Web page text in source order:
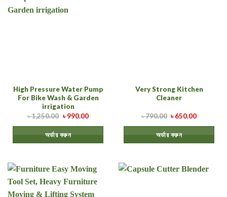
High Pressure Water Pump
For Bike Wash & Garden
irrigation
৳1,250.00 ৳990.00
অর্ডার করুন
Very Strong Kitchen
Cleaner
৳790.00 ৳650.00
অর্ডার করুন